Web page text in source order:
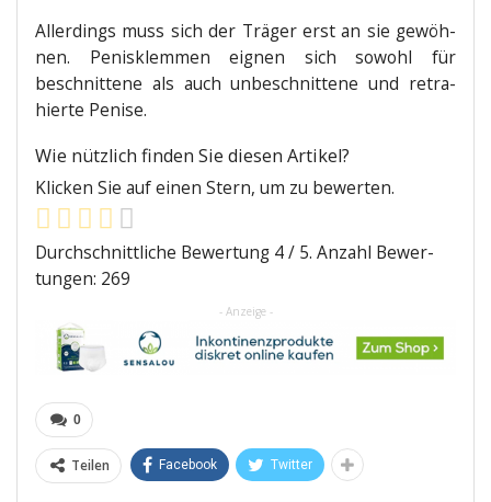
Aller­dings muss sich der Trä­ger erst an sie gewöh­
nen. Penis­klem­men eig­nen sich sowohl für
beschnit­te­ne als auch unbe­schnit­te­ne und retra­
hier­te Penise.
Wie nütz­lich fin­den Sie die­sen Artikel?
Kli­cken Sie auf einen Stern, um zu bewerten.
Durch­schnitt­li­che Bewer­tung 4/ 5. Anzahl Bewer­
tun­gen: 269
- Anzeige -
0
Teilen Facebook Twitter